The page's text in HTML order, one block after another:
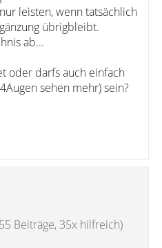
leisten, wenn tatsächlich
übrigbleibt.
ab...
oder darfs auch einfach
sehen mehr) sein?
Beiträge, 35x hilfreich)